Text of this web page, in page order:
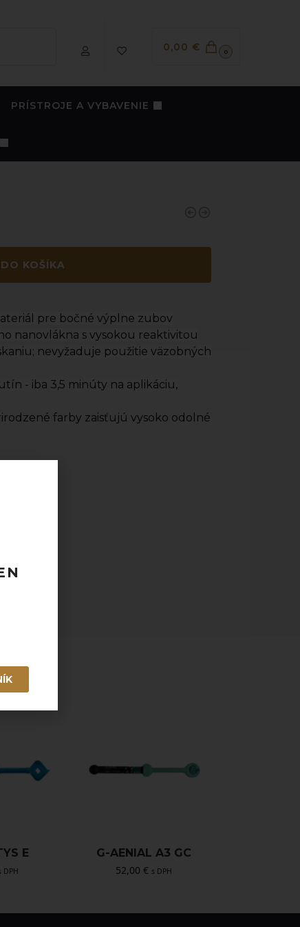
0,00 € 0
PRÍSTROJE A VYBAVENIE
DO KOŠÍKA
pre bočné výplne zubov
nanovlákna s vysokou reaktivitou
nevyžaduje použitie väzobných
- iba 3,5 minúty na aplikáciu,
farby zaisťujú vysoko odolné
E
DPH
G-AENIAL A3 GC
52,00€ s DPH